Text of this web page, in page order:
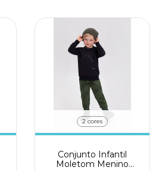
2 cores
Conjunto Infantil
Moletom Menino